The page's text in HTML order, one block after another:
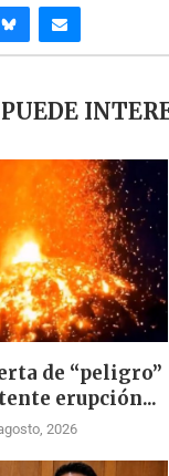
de “peligro”
erupción...
2026